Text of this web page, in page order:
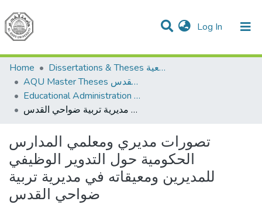
Log In (current)
Communities & Collections
All of DSpace
Home
Dissertations & Theses الرسائل الجامعية
AQU Master Theses الرسائل الجامعية الخاصة بجامعة القدس
Educational Administration الادارة التربوية
تصورات مديري ومعلمي المدارس الحكومية حول التدوير الوظيفي للمديرين ومعيقاته في مديرية تربية ضواحي القدس
تصورات مديري ومعلمي المدارس
الحكومية حول التدوير الوظيفي
للمديرين ومعيقاته في مديرية تربية
ضواحي القدس